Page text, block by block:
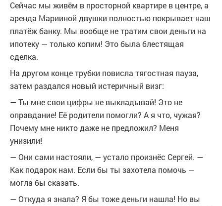
Сейчас мы живём в просторной квартире в центре, а
аренда Марииной двушки полностью покрывает наш
платёж банку. Мы вообще не тратим свои деньги на
ипотеку — только копим! Это была блестящая
сделка.
На другом конце трубки повисла тягостная пауза,
затем раздался новый истеричный визг:
— Ты мне свои цифры не выкладывай! Это не
оправдание! Её родители помогли? А я что, чужая?
Почему мне никто даже не предложил? Меня
унизили!
— Они сами настояли, — устало произнёс Сергей. —
Как подарок нам. Если бы ты захотела помочь —
могла бы сказать.
— Откуда я знала? Я бы тоже деньги нашла! Но вы